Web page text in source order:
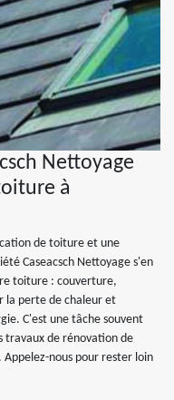
Nettoyage
à
de toiture et une
Caseacsch Nettoyage s'en
toiture : couverture,
la perte de chaleur et
C'est une tâche souvent
travaux de rénovation de
nous pour rester loin